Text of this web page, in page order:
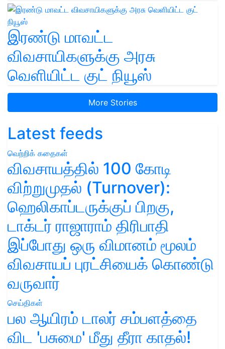
இரண்டு மாவட்ட
விவசாயிகளுக்கு அரசு
வெளியிட்ட குட் நியூஸ்
More Stories
Latest feeds
வெற்றிக் கதைகள்
விவசாயத்தில் 100 கோடி
விற்றுமுதல் (Turnover):
ஹெலிகாப்டருக்குப் பிறகு,
டாக்டர் ராஜாராம் திரிபாதி
இப்போது ஒரு விமானம் மூலம்
விவசாயப் புரட்சியைக் கொண்டு
வருவார்
செய்திகள்
பல ஆயிரம் டாலர் சம்பளத்தை
விட 'பசுமை' மீது தீரா காதல்!